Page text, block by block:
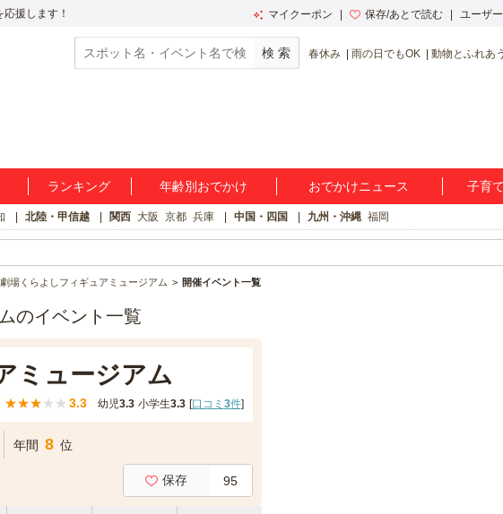
援します！ マイクーポン 保存/あとで読む ユーザ
春休み 雨の日でもOK 動物とふれあう
ランキング 年齢別おでかけ おでかけニュース 子育て
北陸・甲信越 関西 大阪 京都 兵庫 中国・四国 九州・沖縄 福岡
場くらよしフィギュアミュージアム 開催イベント一覧
のイベント一覧
ミュージアム
★★★★ ★ 3.3 幼児3.3 小学生3.3 [口コミ 3件]
年間 8 位
保存 95